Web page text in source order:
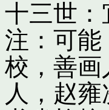
十三世
注：可
校，善画
人，赵